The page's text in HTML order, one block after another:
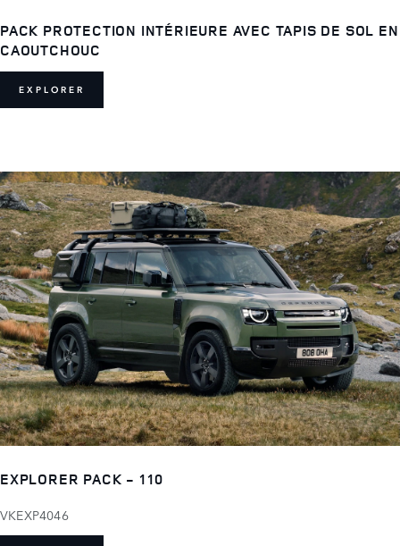
PACK PROTECTION INTÉRIEURE AVEC TAPIS DE SOL EN
CAOUTCHOUC
EXPLORER
EXPLORER PACK - 110
VKEXP4046